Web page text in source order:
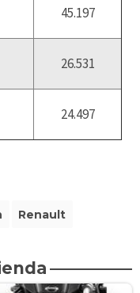
45.197
26.531
24.497
Renault